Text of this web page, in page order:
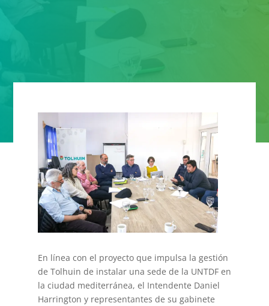
En línea con el proyecto que impulsa la gestión
de Tolhuin de instalar una sede de la UNTDF en
la ciudad mediterránea, el Intendente Daniel
Harrington y representantes de su gabinete